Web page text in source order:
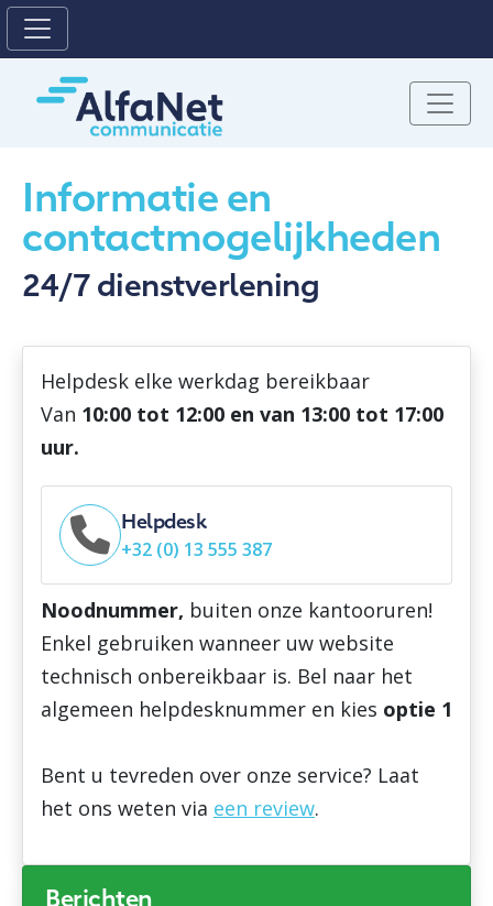
Informatie en
contactmogelijkheden
24/7 dienstverlening
Helpdesk elke werkdag bereikbaar
Van 10:00 tot 12:00 en van 13:00 tot 17:00
uur.
Helpdesk
+32 (0) 13 555 387
Noodnummer, buiten onze kantooruren!
Enkel gebruiken wanneer uw website
technisch onbereikbaar is. Bel naar het
algemeen helpdesknummer en kies optie 1
Bent u tevreden over onze service? Laat
het ons weten via een review.
Berichten